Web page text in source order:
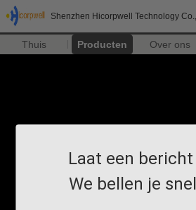
Shenzhen Hicorpwell Technology
Thuis Producten Over ons
Laat een
We bellen je